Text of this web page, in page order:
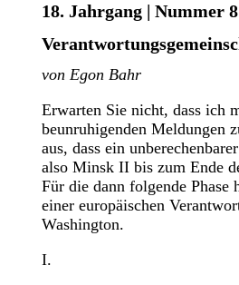
18. Jahrgang | Nummer
von Egon Bahr
Erwarten Sie nicht, dass ich
beunruhigenden Meldungen
aus, dass ein
also Minsk II bis zum Ende
Für die dann folgende Phase
einer europäischen
Washington.
I.